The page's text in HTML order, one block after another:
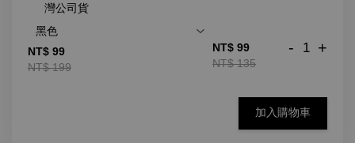
灣公司貨
NT$ 99
NT$ 199
NT$ 99
NT$ 135
- +
加入購物車